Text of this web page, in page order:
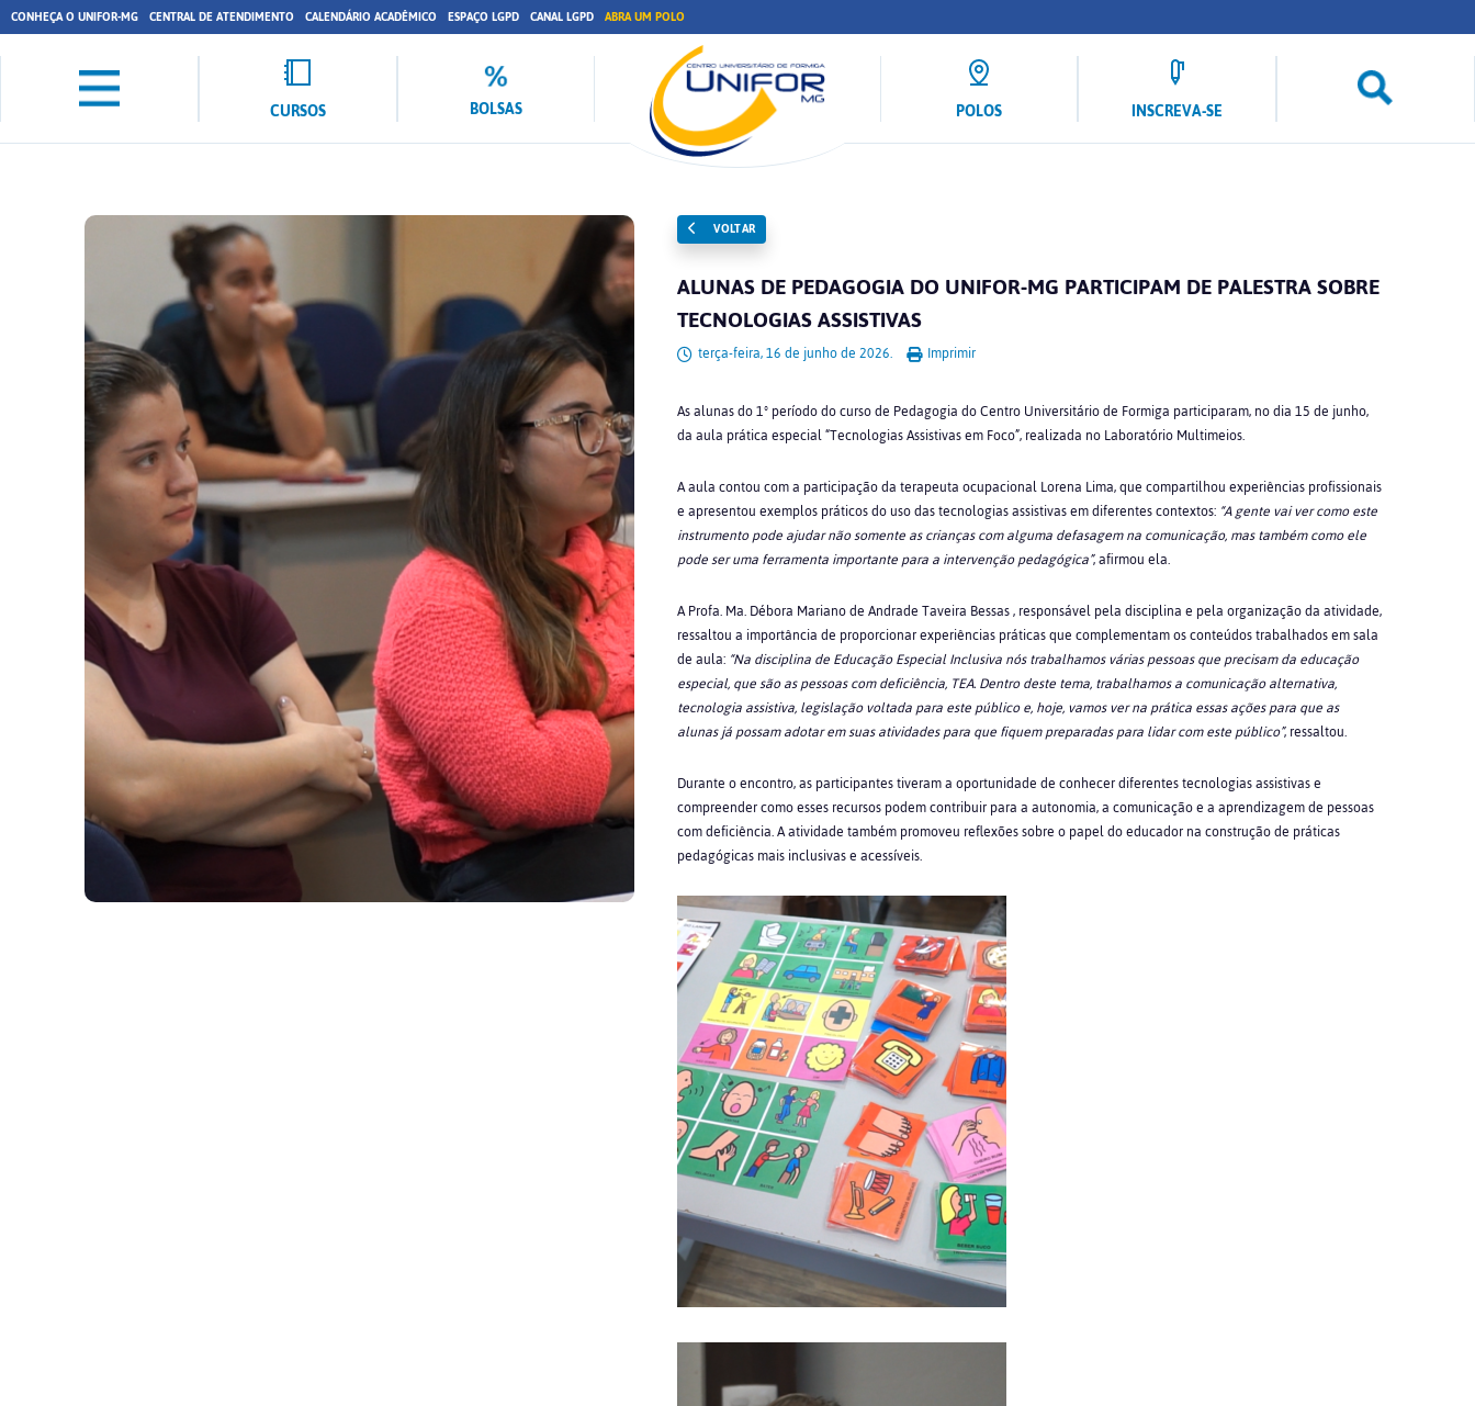
CONHEÇA O UNIFOR-MG CENTRAL DE ATENDIMENTO CALENDÁRIO ACADÊMICO ESPAÇO LGPD CANAL LGPD ABRA UM POLO
CURSOS BOLSAS POLOS INSCREVA-SE
VOLTAR
ALUNAS DE PEDAGOGIA DO UNIFOR-MG PARTICIPAM DE PALESTRA SOBRE
TECNOLOGIAS ASSISTIVAS
terça-feira, 16 de junho de 2026. Imprimir
As alunas do 1º período do curso de Pedagogia do Centro Universitário de Formiga participaram, no dia 15 de junho,
da aula prática especial “Tecnologias Assistivas em Foco”, realizada no Laboratório Multimeios.
A aula contou com a participação da terapeuta ocupacional Lorena Lima, que compartilhou experiências profissionais
e apresentou exemplos práticos do uso das tecnologias assistivas em diferentes contextos: “A gente vai ver como este
instrumento pode ajudar não somente as crianças com alguma defasagem na comunicação, mas também como ele
pode ser uma ferramenta importante para a intervenção pedagógica”, afirmou ela.
AProfa. Ma. Débora Mariano de Andrade Taveira Bessas, responsável pela disciplina e pela organização da atividade,
ressaltou a importância de proporcionar experiências práticas que complementam os conteúdos trabalhados em sala
de aula: “Na disciplina de Educação Especial Inclusiva nós trabalhamos várias pessoas que precisam da educação
especial, que são as pessoas com deficiência, TEA. Dentro deste tema, trabalhamos a comunicação alternativa,
tecnologia assistiva, legislação voltada para este público e, hoje, vamos ver na prática essas ações para que as
alunas já possam adotar em suas atividades para que fiquem preparadas para lidar com este público”, ressaltou.
Durante o encontro, as participantes tiveram a oportunidade de conhecer diferentes tecnologias assistivas e
compreender como esses recursos podem contribuir para a autonomia, a comunicação e a aprendizagem de pessoas
com deficiência. A atividade também promoveu reflexões sobre o papel do educador na construção de práticas
pedagógicas mais inclusivas e acessíveis.